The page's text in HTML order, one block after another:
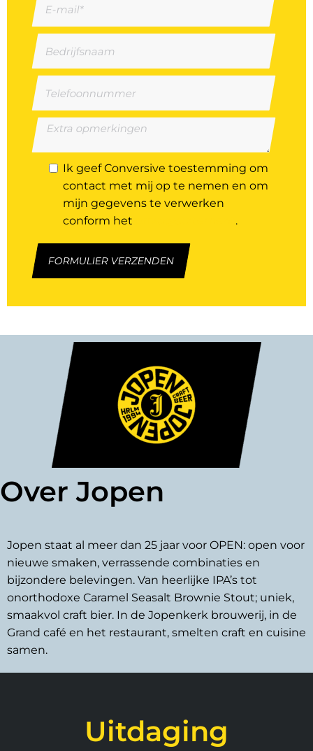
Ik geef Conversive toestemming om
contact met mij op te nemen en om
mijn gegevens te verwerken
conform het
.
Over Jopen
Jopen staat al meer dan 25 jaar voor OPEN: open voor
nieuwe smaken, verrassende combinaties en
bijzondere belevingen. Van heerlijke IPA’s tot
onorthodoxe Caramel Seasalt Brownie Stout; uniek,
smaakvol craft bier. In de Jopenkerk brouwerij, in de
Grand café en het restaurant, smelten craft en cuisine
samen.
Uitdaging